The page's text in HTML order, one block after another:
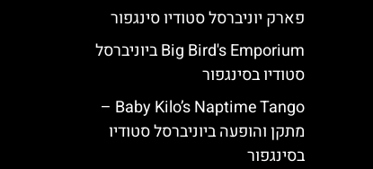
פארק יוניברסל סטודיו סינגפור
Big Bird's Emporium ביוניברסל
סטודיו בסינגפור
Baby Kilo’s Naptime Tango –
מתקן והופעה ביוניברסל סטודיו
בסינגפור